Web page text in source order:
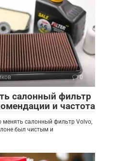
0
салонный фильтр
и частота
менять салонный фильтр Volvo,
был чистым и